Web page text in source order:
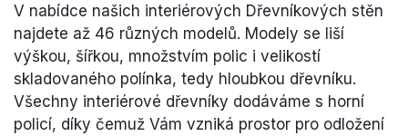
V nabídce našich interiérových Dřevníkových stěn
najdete až 46 různých modelů. Modely se liší
výškou, šířkou, množstvím polic i velikostí
skladovaného polínka, tedy hloubkou dřevníku.
Všechny interiérové dřevníky dodáváme s horní
policí, díky čemuž Vám vzniká prostor pro odložení